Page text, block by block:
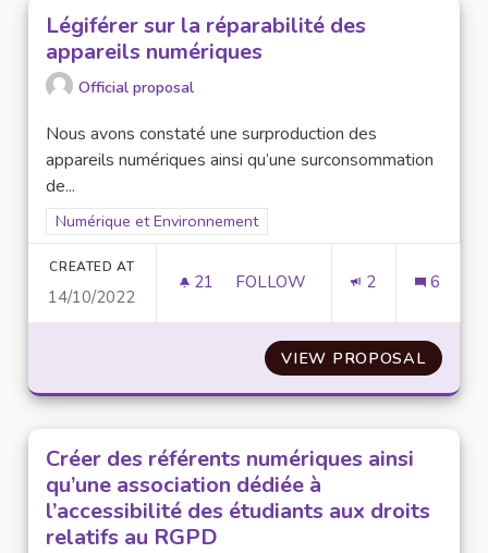
Légiférer sur la réparabilité des
appareils numériques
Official proposal
Nous avons constaté une surproduction des
appareils numériques ainsi qu’une surconsommation
de...
Filter results for scope: Numérique et Environnement
Numérique et Environnement
CREATED AT
14/10/2022
21 21 FOLLOWERS
FOLLOW 2 6
VIEW PROPOSAL
Créer des référents numériques ainsi
qu’une association dédiée à
l’accessibilité des étudiants aux droits
relatifs au RGPD